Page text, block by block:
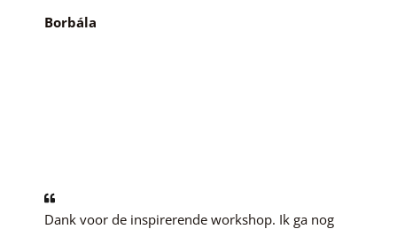
Borbála
Dank voor de inspirerende workshop. Ik ga nog